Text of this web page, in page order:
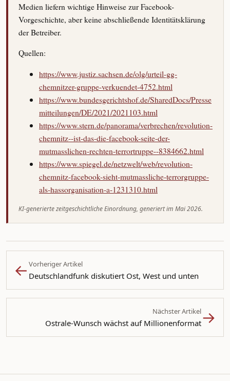
Medien liefern wichtige Hinweise zur Facebook-
Vorgeschichte, aber keine abschließende Identitätsklärung
der Betreiber.
Quellen:
https://www.justiz.sachsen.de/olg/urteil-gg-
chemnitzer-gruppe-verkuendet-4752.html
https://www.bundesgerichtshof.de/SharedDocs/Presse
mitteilungen/DE/2021/2021103.html
https://www.stern.de/panorama/verbrechen/revolution-
chemnitz--ist-das-die-facebook-seite-der-
mutmasslichen-rechten-terrortruppe--8384662.html
https://www.spiegel.de/netzwelt/web/revolution-
chemnitz-facebook-sieht-mutmassliche-terrorgruppe-
als-hassorganisation-a-1231310.html
KI-generierte zeitgeschichtliche Einordnung, generiert im Mai 2026.
← Vorheriger Artikel
Deutschlandfunk diskutiert Ost, West und unten
Nächster Artikel
Ostrale-Wunsch wächst auf Millionenformat→